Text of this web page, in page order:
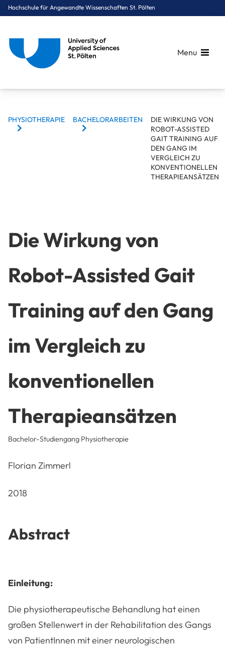
Hochschule für Angewandte Wissenschaften St. Pölten
Menu
You are here:
Wirkung von Robot-Assisted Gait Training auf den Gang
BREADCRUMBS
PHYSIOTHERAPIE BACHELORARBEITEN
DIE WIRKUNG VON
ROBOT-ASSISTED
GAIT TRAINING AUF
DEN GANG IM
VERGLEICH ZU
KONVENTIONELLEN
THERAPIEANSÄTZEN
Die Wirkung von
Robot-Assisted Gait
Training auf den Gang
im Vergleich zu
konventionellen
Therapieansätzen
Bachelor-Studiengang Physiotherapie
Florian Zimmerl
2018
Abstract
Einleitung:
Die physiotherapeutische Behandlung hat einen
großen Stellenwert in der Rehabilitation des Gangs
von PatientInnen mit einer neurologischen